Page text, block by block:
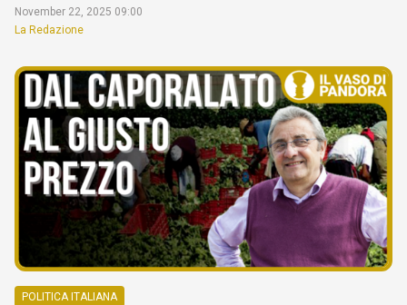
November 22, 2025 09:00
La Redazione
POLITICA ITALIANA